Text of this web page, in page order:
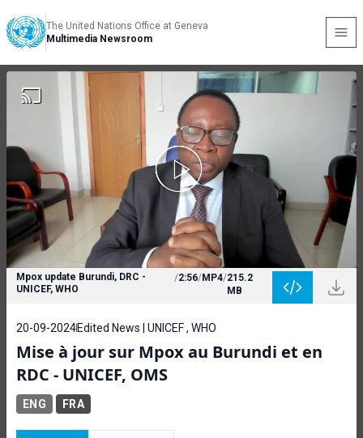
The United Nations Office at Geneva
Multimedia Newsroom
Mpox update Burundi, DRC -
UNICEF, WHO
/2:56/MP4/215.2
MB
20-09-2024Edited News | UNICEF , WHO
Mise à jour sur Mpox au Burundi et en
RDC - UNICEF, OMS
ENG FRA